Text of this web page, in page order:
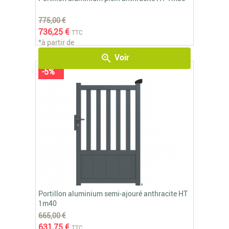
775,00 €
736,25 € TTC
*à partir de
zoom_in Voir
Portillon aluminium semi-ajouré anthracite HT
1m40
665,00 €
-5%